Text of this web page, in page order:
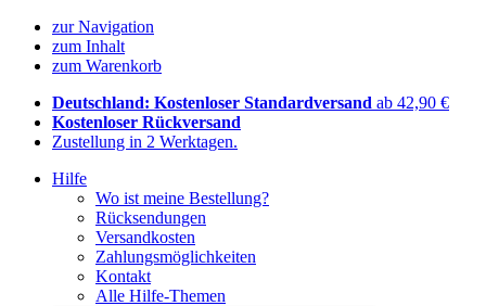
zur Navigation
zum Inhalt
zum Warenkorb
Deutschland: Kostenloser Standardversand ab 42,90 €
Kostenloser Rückversand
Zustellung in 2 Werktagen.
Hilfe
Wo ist meine Bestellung?
Rücksendungen
Versandkosten
Zahlungsmöglichkeiten
Kontakt
Alle Hilfe-Themen